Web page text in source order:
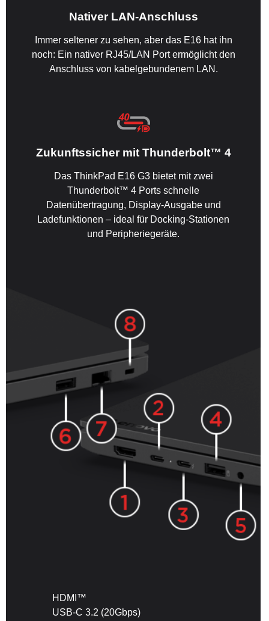
Nativer LAN-Anschluss
Immer seltener zu sehen, aber das E16 hat ihn
noch: Ein nativer RJ45/LAN Port ermöglicht den
Anschluss von kabelgebundenem LAN.
Zukunftssicher mit Thunderbolt™ 4
Das ThinkPad E16 G3 bietet mit zwei
Thunderbolt™ 4 Ports schnelle
Datenübertragung, Display-Ausgabe und
Ladefunktionen – ideal für Docking-Stationen
und Peripheriegeräte.
HDMI™
USB-C 3.2 (20Gbps)